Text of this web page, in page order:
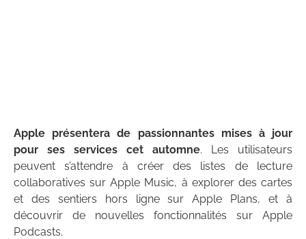
Apple présentera de passionnantes mises à jour
pour ses services cet automne. Les utilisateurs
peuvent s’attendre à créer des listes de lecture
collaboratives sur Apple Music, à explorer des cartes
et des sentiers hors ligne sur Apple Plans, et à
découvrir de nouvelles fonctionnalités sur Apple
Podcasts.